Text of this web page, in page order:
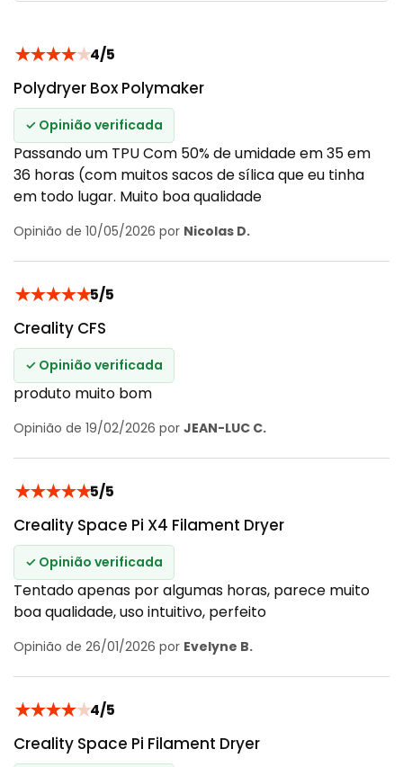
★★★★★4/5
Polydryer Box Polymaker
✓ Opinião verificada
Passando um TPU Com 50% de umidade em 35 em
36 horas (com muitos sacos de sílica que eu tinha
em todo lugar. Muito boa qualidade
Opinião de 10/05/2026 por Nicolas D.
★★★★★5/5
Creality CFS
✓ Opinião verificada
produto muito bom
Opinião de 19/02/2026 por JEAN-LUC C.
★★★★★5/5
Creality Space Pi X4 Filament Dryer
✓ Opinião verificada
Tentado apenas por algumas horas, parece muito
boa qualidade, uso intuitivo, perfeito
Opinião de 26/01/2026 por Evelyne B.
★★★★★4/5
Creality Space Pi Filament Dryer